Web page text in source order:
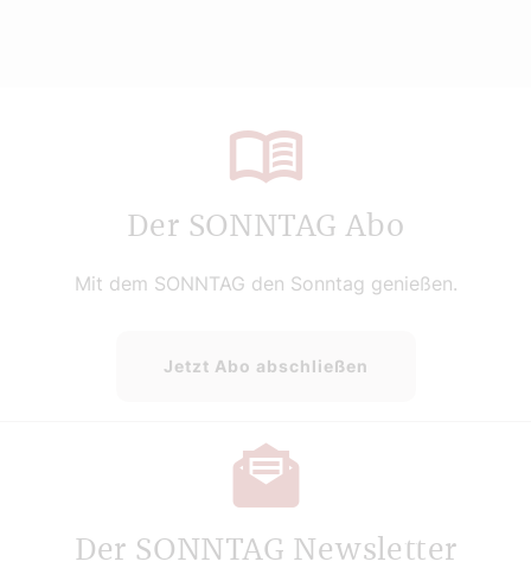
Der SONNTAG Abo
Mit dem SONNTAG den Sonntag genießen.
Jetzt Abo abschließen
Der SONNTAG Newsletter